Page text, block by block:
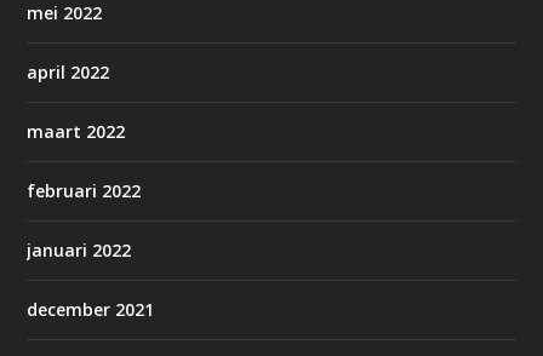
mei 2022
april 2022
maart 2022
februari 2022
januari 2022
december 2021